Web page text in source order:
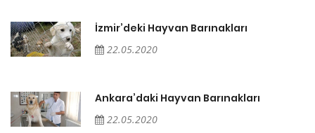
İzmir’deki Hayvan Barınakları
22.05.2020
Ankara’daki Hayvan Barınakları
22.05.2020